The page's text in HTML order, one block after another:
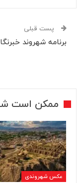
پست قبلی
برنامه شهروند
ممکن است
عکس شهروندی